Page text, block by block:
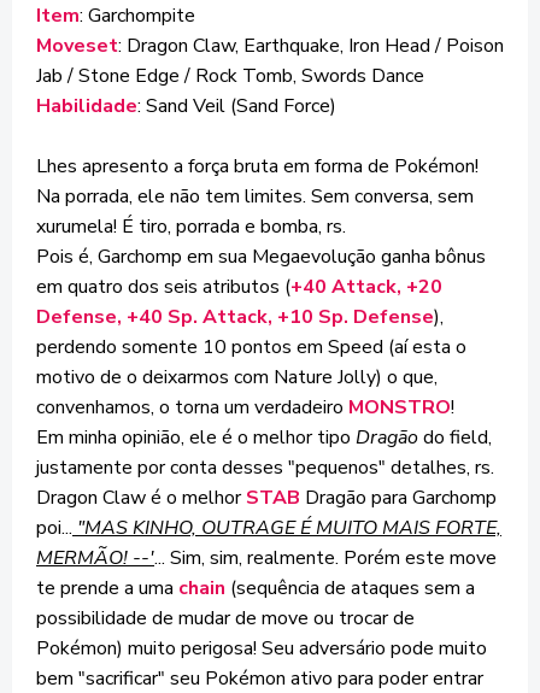
Item: Garchompite
Moveset: Dragon Claw, Earthquake, Iron Head / Poison
Jab / Stone Edge / Rock Tomb, Swords Dance
Habilidade: Sand Veil (Sand Force)
Lhes apresento a força bruta em forma de Pokémon!
Na porrada, ele não tem limites. Sem conversa, sem
xurumela! É tiro, porrada e bomba, rs.
Pois é, Garchomp em sua Megaevolução ganha bônus
em quatro dos seis atributos (+40 Attack, +20
Defense, +40 Sp. Attack, +10 Sp. Defense),
perdendo somente 10 pontos em Speed (aí esta o
motivo de o deixarmos com Nature Jolly) o que,
convenhamos, o torna um verdadeiro MONSTRO!
Em minha opinião, ele é o melhor tipo Dragãodo field,
justamente por conta desses "pequenos" detalhes, rs.
Dragon Claw é o melhorSTAB Dragão para Garchomp
poi... "MAS KINHO, OUTRAGE É MUITO MAIS FORTE,
MERMÃO! --'... Sim, sim, realmente. Porém este move
te prende a uma chain (sequência de ataques sem a
possibilidade de mudar de move ou trocar de
Pokémon) muito perigosa! Seu adversário pode muito
bem "sacrificar" seu Pokémon ativo para poder entrar